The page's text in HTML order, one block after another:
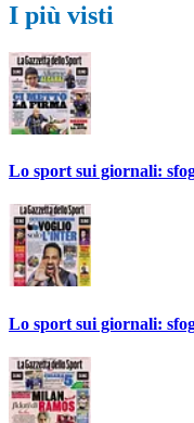
I più visti
Lo sport sui giornali:
Lo sport sui giornali: